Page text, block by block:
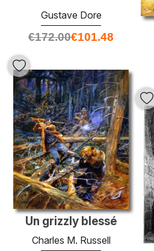
Gustave Dore
€172.00€101.48
Un grizzly blessé
Charles M. Russell